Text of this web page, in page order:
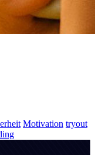
Motivation tryout